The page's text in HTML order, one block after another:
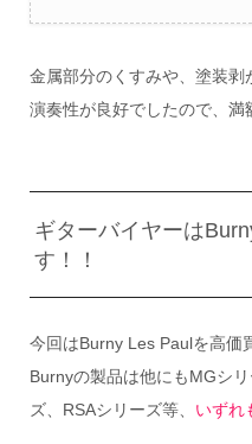
金属部分のくすみや、塗装剥
演奏性が良好でしたので、満
ギターバイヤーは
す！！
今回はBurny Les Paulを高価
Burnyの製品は他にもMGシ
ズ、RSAシリーズ等、 いずれ